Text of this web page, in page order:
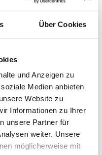
Über Cookies
und Anzeigen zu
Medien anbieten
Website zu
Informationen zu Ihrer
unsere Partner für
weiter. Unsere
möglicherweise mit
zu hören und sind
und zuverlässig zu
zu kontaktieren - wir